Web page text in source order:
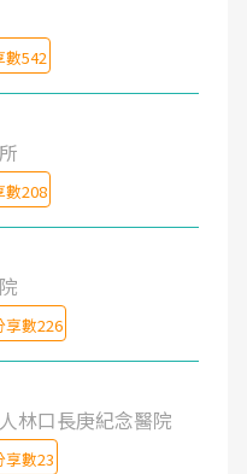
數542
數208
享數226
林口長庚紀念醫院
享數23